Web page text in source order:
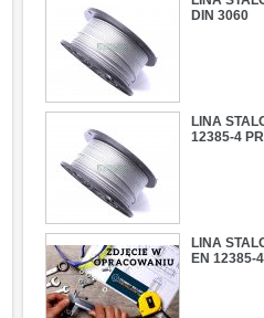
DIN 3060
LINA
12385-4
LINA
EN 12385-